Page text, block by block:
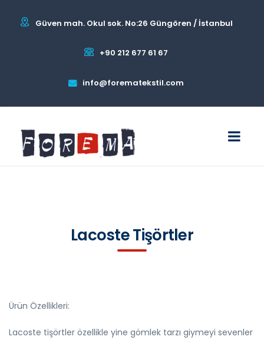
Güven mah. Okul sok. No:26 Güngören / İstanbul
+90 212 677 61 67
info@forematekstil.com
Lacoste Tişörtler
Ürün Özellikleri:
Lacoste tişörtler özellikle yine gömlek tarzı giymeyi sevenler